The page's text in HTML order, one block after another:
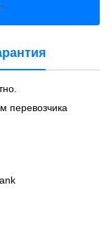
перевозчика